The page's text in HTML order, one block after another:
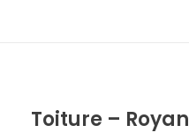
Toiture – Royan